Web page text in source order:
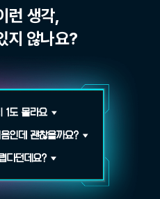
런 생각,
지 않나요?